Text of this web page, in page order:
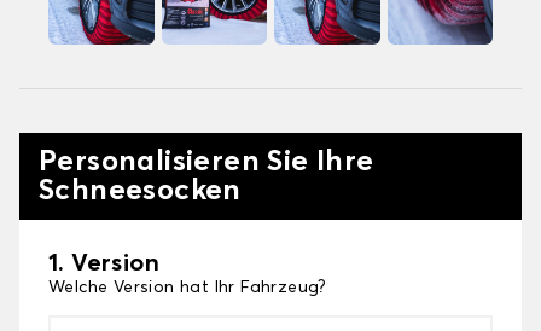
Personalisieren Sie Ihre
Schneesocken
1. Version
Welche Version hat Ihr Fahrzeug?